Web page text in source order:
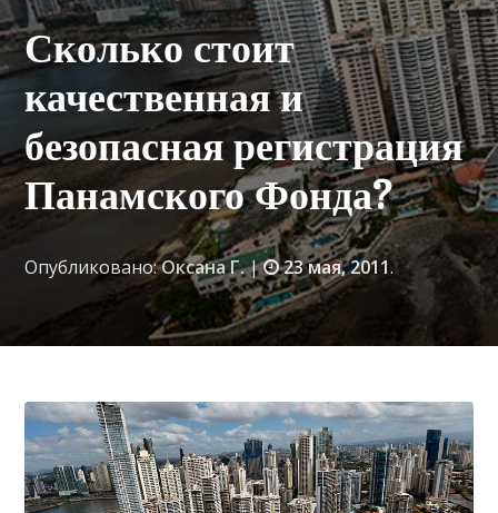
Сколько стоит
качественная и
безопасная регистрация
Панамского Фонда?
Опубликовано:Оксана Г.| 23 мая, 2011.